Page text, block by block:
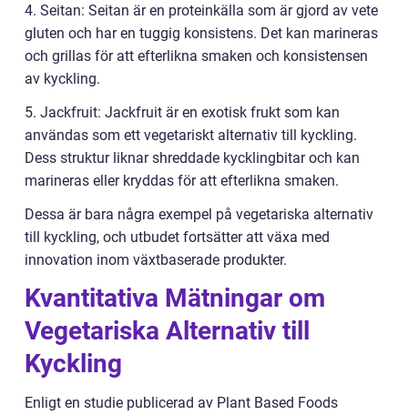
4. Seitan: Seitan är en proteinkälla som är gjord av vete
gluten och har en tuggig konsistens. Det kan marineras
och grillas för att efterlikna smaken och konsistensen
av kyckling.
5. Jackfruit: Jackfruit är en exotisk frukt som kan
användas som ett vegetariskt alternativ till kyckling.
Dess struktur liknar shreddade kycklingbitar och kan
marineras eller kryddas för att efterlikna smaken.
Dessa är bara några exempel på vegetariska alternativ
till kyckling, och utbudet fortsätter att växa med
innovation inom växtbaserade produkter.
Kvantitativa Mätningar om
Vegetariska Alternativ till
Kyckling
Enligt en studie publicerad av Plant Based Foods